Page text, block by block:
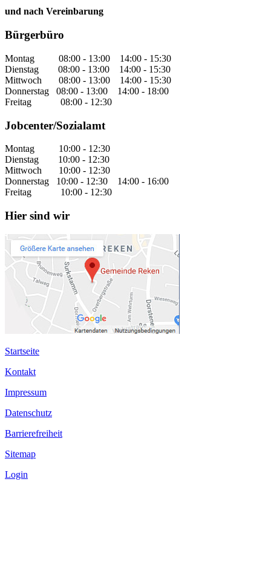
und nach Vereinbarung
Bürgerbüro
Montag 08:00 - 13:00 14:00 - 15:30
Dienstag 08:00 - 13:00 14:00 - 15:30
Mittwoch 08:00 - 13:00 14:00 - 15:30
Donnerstag 08:00 - 13:00 14:00 - 18:00
Freitag 08:00 - 12:30
Jobcenter/Sozialamt
Montag 10:00 - 12:30
Dienstag 10:00 - 12:30
Mittwoch 10:00 - 12:30
Donnerstag 10:00 - 12:30 14:00 - 16:00
Freitag 10:00 - 12:30
Hier sind wir
Startseite
Kontakt
Impressum
Datenschutz
Barrierefreiheit
Sitemap
Login